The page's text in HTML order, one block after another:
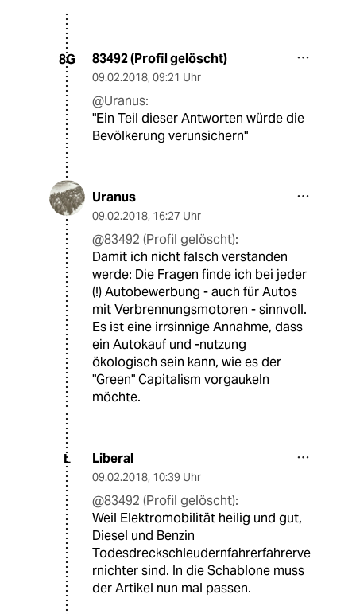
8G 83492 (Profil gelöscht)
09.02.2018, 09:21 Uhr
@Uranus:
"Ein Teil dieser Antworten würde die
Bevölkerung verunsichern"
Uranus
09.02.2018, 16:27 Uhr
@83492 (Profil gelöscht):
Damit ich nicht falsch verstanden
werde: Die Fragen finde ich bei jeder
(!) Autobewerbung - auch für Autos
mit Verbrennungsmotoren - sinnvoll.
Es ist eine irrsinnige Annahme, dass
ein Autokauf und -nutzung
ökologisch sein kann, wie es der
"Green" Capitalism vorgaukeln
möchte.
L Liberal
09.02.2018, 10:39 Uhr
@83492 (Profil gelöscht):
Weil Elektromobilität heilig und gut,
Diesel und Benzin
Todesdreckschleudernfahrerfahrerve
rnichter sind. In die Schablone muss
der Artikel nun mal passen.